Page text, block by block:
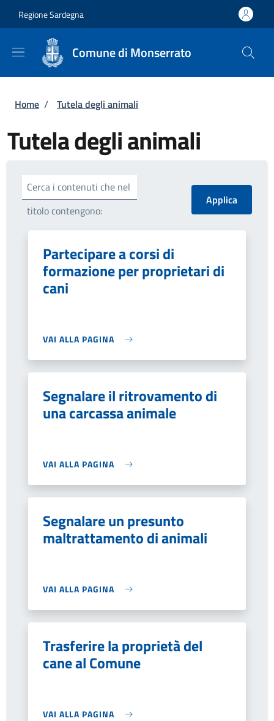
Regione Sardegna
Comune di Monserrato
Briciole di pane
Home / Tutela degli animali
Tutela degli animali
Cerca i contenuti che nel
titolo contengono:
Partecipare a corsi di
formazione per proprietari di
cani
VAI ALLA PAGINA
Segnalare il ritrovamento di
una carcassa animale
VAI ALLA PAGINA
Segnalare un presunto
maltrattamento di animali
VAI ALLA PAGINA
Trasferire la proprietà del
cane al Comune
VAI ALLA PAGINA